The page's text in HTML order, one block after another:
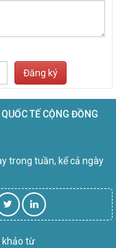
Đăng ký
TẾ CỘNG ĐỒNG
trong tuần, kể cả ngày
khảo từ